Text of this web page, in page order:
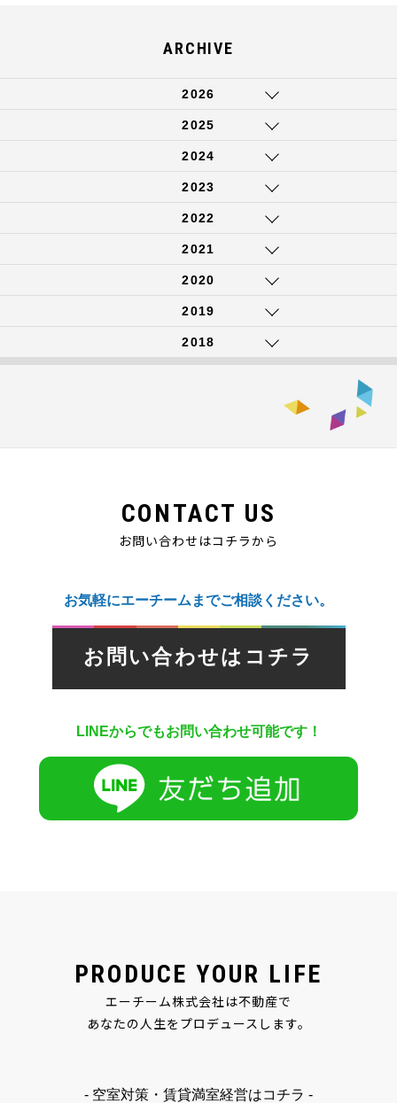
ARCHIVE
2026
2025
2024
2023
2022
2021
2020
2019
2018
CONTACT US
お問い合わせはコチラから
お気軽にエーチームまでご相談ください。
お問い合わせはコチラ
LINEからでもお問い合わせ可能です！
PRODUCE YOUR LIFE
エーチーム株式会社は不動産で
あなたの人生をプロデュースします。
- 空室対策・賃貸満室経営はコチラ -